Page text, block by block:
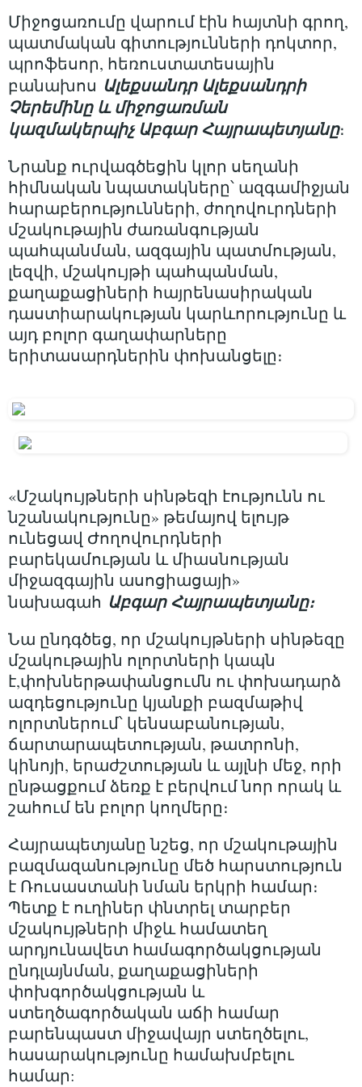
Միջոցառումը վարում էին հայտնի գրող,
պատմական գիտությունների դոկտոր,
պրոֆեսոր, հեռուստատեսային
բանախոս Ալեքսանդր Ալեքսանդրի
Չերեմինը և միջոցառման
կազմակերպիչ Աբգար Հայրապետյանը։
Նրանք ուրվագծեցին կլոր սեղանի
հիմնական նպատակները՝ ազգամիջյան
հարաբերությունների, ժողովուրդների
մշակութային ժառանգության
պահպանման, ազգային պատմության,
լեզվի, մշակույթի պահպանման,
քաղաքացիների հայրենասիրական
դաստիարակության կարևորությունը և
այդ բոլոր գաղափարները
երիտասարդներին փոխանցելը։
«Մշակույթների սինթեզի էությունն ու
նշանակությունը» թեմայով ելույթ
ունեցավ Ժողովուրդների
բարեկամության և միասնության
միջազգային ասոցիացայի»
նախագահ Աբգար Հայրապետյանը։
Նա ընդգծեց, որ մշակույթների սինթեզը
մշակութային ոլորտների կապն
է,փոխներթափանցումն ու փոխադարձ
ազդեցությունը կյանքի բազմաթիվ
ոլորտներում՝ կենսաբանության,
ճարտարապետության, թատրոնի,
կինոյի, երաժշտության և այլնի մեջ, որի
ընթացքում ձեռք է բերվում նոր որակ և
շահում են բոլոր կողմերը։
Հայրապետյանը նշեց, որ մշակութային
բազմազանությունը մեծ հարստություն
է Ռուսաստանի նման երկրի համար։
Պետք է ուղիներ փնտրել տարբեր
մշակույթների միջև համատեղ
արդյունավետ համագործակցության
ընդլայնման, քաղաքացիների
փոխգործակցության և
ստեղծագործական աճի համար
բարենպաստ միջավայր ստեղծելու,
հասարակությունը համախմբելու
համար: